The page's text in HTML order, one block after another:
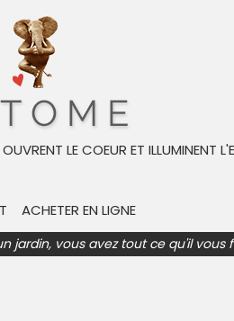
LE COEUR ET ILLUMINENT
ACHETER EN LIGNE
jardin, vous avez tout ce qu'il vous
de 16 ans, il est diagnostiqué
radio et de télévision français.
ce qui fait de lui l’un des plus